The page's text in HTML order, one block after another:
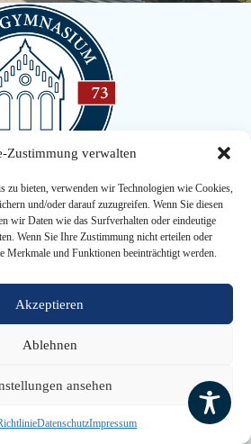
Zustimmung verwalten
zu bieten, verwenden wir Technologien wie Cookies,
und/oder darauf zuzugreifen. Wenn Sie diesen
wir Daten wie das Surfverhalten oder eindeutige
Wenn Sie Ihre Zustimmung nicht erteilen oder
Merkmale und Funktionen beeinträchtigt werden.
Akzeptieren
Ablehnen
ansehen
DatenschutzImpressum
Impressum
Termine
FAQ